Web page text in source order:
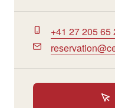
+41 27 205 65